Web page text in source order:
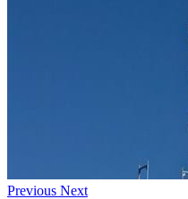
Previous Next